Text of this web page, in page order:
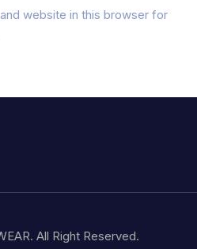
website in this browser for
All Right Reserved.